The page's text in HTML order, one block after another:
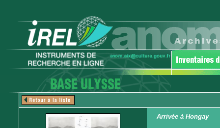
Arrivée à Hongay